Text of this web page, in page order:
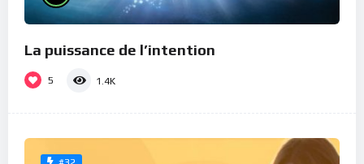
La puissance de l’intention
5 1.4K